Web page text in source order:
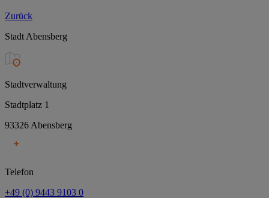
Zurück
Stadt Abensberg
Stadtverwaltung
Stadtplatz 1
93326 Abensberg
Telefon
+49 (0) 9443 9103 0